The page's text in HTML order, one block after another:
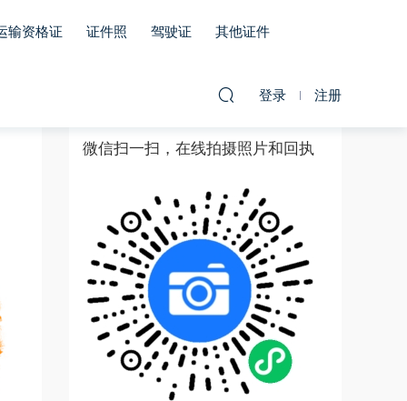
输资格证 证件照 驾驶证 其他证件
登录 注册
微信扫一扫，在线拍摄照片和回执